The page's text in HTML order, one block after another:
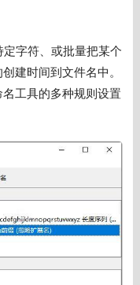
字符、或批量把某个
建时间到文件名中。
工具的多种规则设置